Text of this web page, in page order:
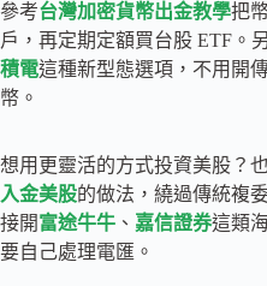
參考台灣加密貨幣出金教學把
戶，再定期定額買台股 ETF。
積電這種新型態選項，不用開
幣。
想用更靈活的方式投資美股？
入金美股的做法，繞過傳統複
接開富途牛牛 、 嘉信證券這類
要自己處理電匯。